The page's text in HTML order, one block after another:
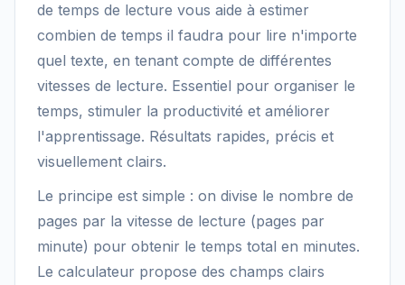
de temps de lecture vous aide à estimer
combien de temps il faudra pour lire n'importe
quel texte, en tenant compte de différentes
vitesses de lecture. Essentiel pour organiser le
temps, stimuler la productivité et améliorer
l'apprentissage. Résultats rapides, précis et
visuellement clairs.
Le principe est simple : on divise le nombre de
pages par la vitesse de lecture (pages par
minute) pour obtenir le temps total en minutes.
Le calculateur propose des champs clairs